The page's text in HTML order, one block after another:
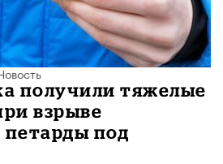
получили тяжелые
взрыве
под